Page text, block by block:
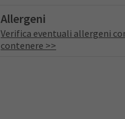
Allergeni
Verifica eventuali allergeni
contenere >>